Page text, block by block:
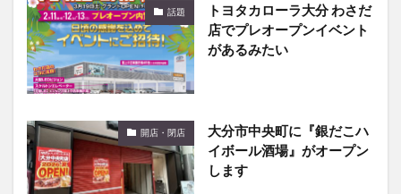
話題
トヨタカローラ大分 わさだ
店でプレオープンイベント
があるみたい
開店・閉店
大分市中央町に『銀だこハ
イボール酒場』がオープン
します